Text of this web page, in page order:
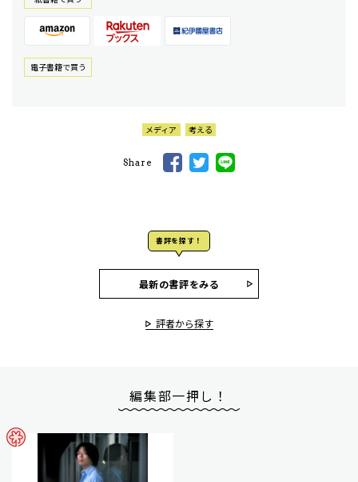
電⼦書籍で買う
メディア 考える
Share
書評を探す！
最新の書評をみる
評者から探す
編集部一押し！